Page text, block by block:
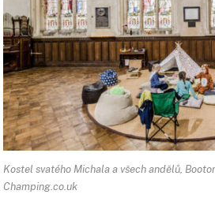
Kostel svatého Michala a všech andělů,
Champing.co.uk